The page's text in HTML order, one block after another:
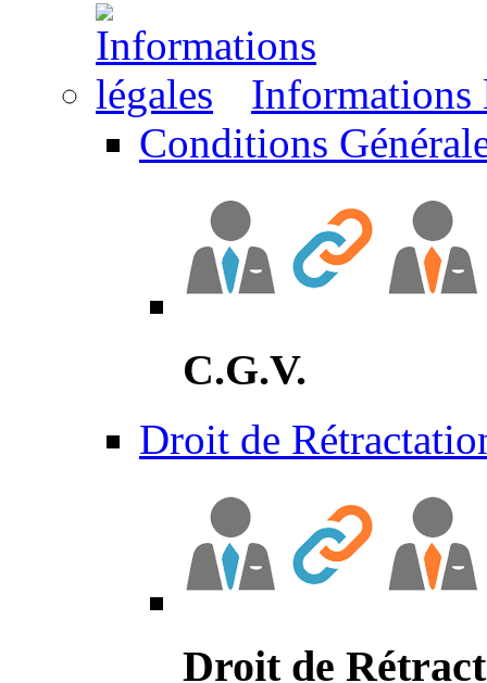
Informations
Conditions
C.G.V.
Droit de
Droit de